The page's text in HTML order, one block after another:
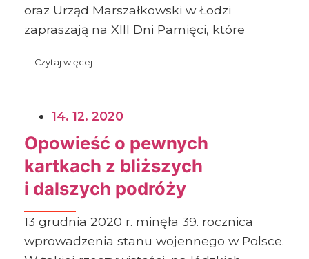
oraz Urząd Marszałkowski w Łodzi
zapraszają na XIII Dni Pamięci, które
Czytaj więcej
14. 12. 2020
Opowieść o pewnych
kartkach z bliższych
i dalszych podróży
13 grudnia 2020 r. minęła 39. rocznica
wprowadzenia stanu wojennego w Polsce.